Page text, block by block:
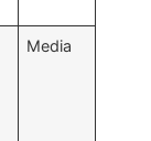
Media